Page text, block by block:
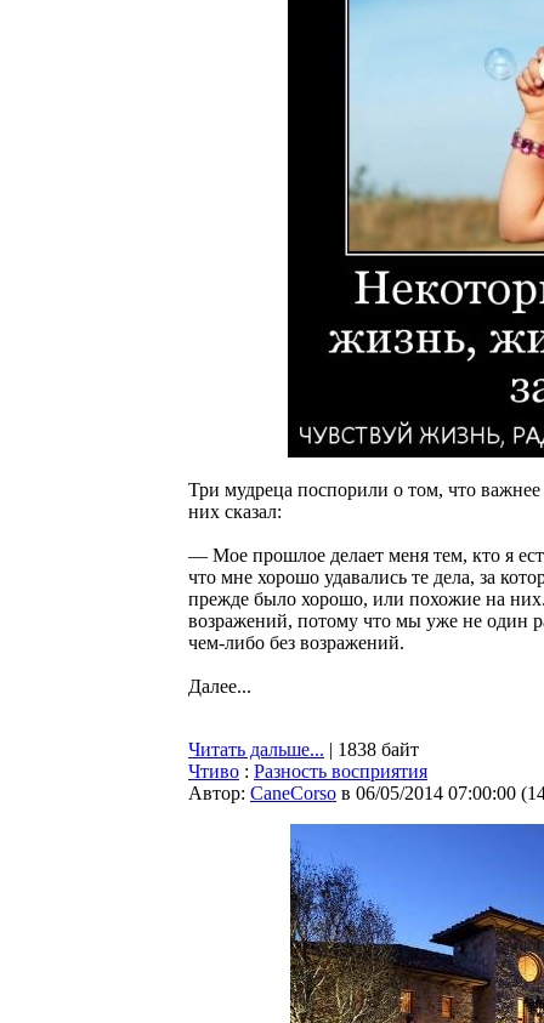
Три мудреца поспорили о том, что
них сказал:
— Мое прошлое делает меня тем, кто я
что мне хорошо удавались те дела, за
прежде было хорошо, или похожие на
возражений, потому что мы уже не один
чем-либо без возражений.
Далее...
Читать дальше... | 1838 байт
Чтиво : Разность восприятия
Автор: CaneCorso в 06/05/2014 07:00:00 (